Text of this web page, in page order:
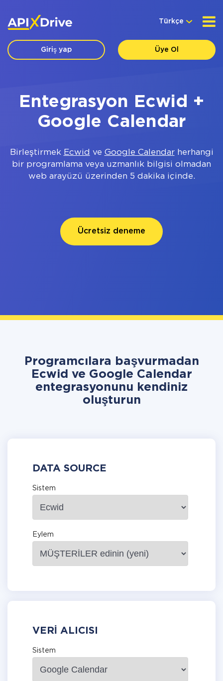
Türkçe
Giriş yap Üye Ol
Entegrasyon Ecwid +
Google Calendar
Birleştirmek Ecwid ve Google Calendarherhangi
bir programlama veya uzmanlık bilgisi olmadan
web arayüzü üzerinden 5 dakika içinde.
Ücretsiz deneme
Programcılara başvurmadan
Ecwid ve Google Calendar
entegrasyonunu kendiniz
oluşturun
DATA SOURCE
Sistem
Eylem
VERI ALICISI
Sistem